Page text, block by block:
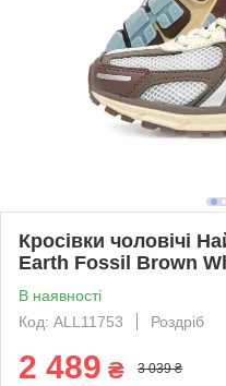
Кросівки чоловічі
Earth Fossil Brown
В наявності
Код: ALL11753
Роздріб
2 489 ₴ 3 039 ₴